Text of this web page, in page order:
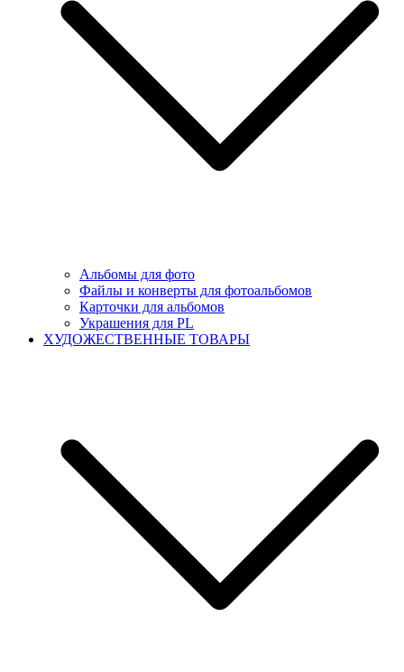
Альбомы для фото
Файлы и конверты для фотоальбомов
Карточки для альбомов
Украшения для PL
ХУДОЖЕСТВЕННЫЕ ТОВАРЫ